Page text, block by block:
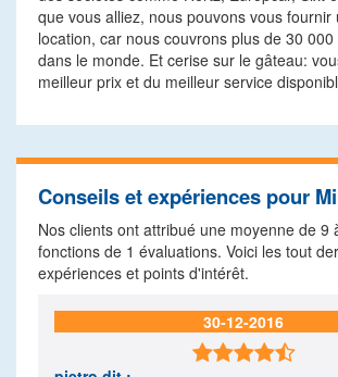
que vous alliez, nous pouvons vous fournir
location, car nous couvrons plus de 30
dans le monde. Et cerise sur le gâteau:
meilleur prix et du meilleur service
Conseils et expériences pour
Nos clients ont attribué une moyenne de 9
fonctions de 1 évaluations. Voici les tout
expériences et points d'intérêt.
30-12-2016
